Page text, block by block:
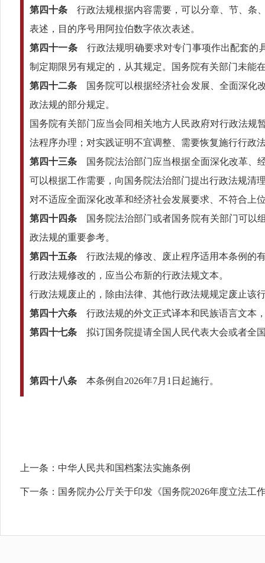
第四十条 行政法规根据内容需要，可以分章、节、条
表述，目的序号用阿拉伯数字依次表述。
第四十一条行政法规明确要求对专门事项作出配套的
制定期限另有规定的，从其规定。国务院有关部门未能
第四十二条 国务院可以根据经济社会发展、全面深化
政法规的部分规定。
国务院有关部门应当会同相关地方人民政府对行政法规
法程序办理；对实践证明不宜调整、需要恢复施行行政
第四十三条 国务院法治部门应当根据全面深化改革、
可以根据工作需要，向国务院法治部门提出行政法规清
对不适应全面深化改革和经济社会发展要求、不符合上
第四十四条 国务院法治部门或者国务院有关部门可以
政法规的重要参考。
第四十五条 行政法规的修改、废止程序适用本条例的
行政法规修改的，应当公布新的行政法规文本。
行政法规废止的，除由法律、其他行政法规规定废止该
第四十六条 行政法规的外文正式译本和民族语言文本
第四十七条 拟订国务院提请全国人民代表大会或者全
第四十八条 本条例自2026年7月1日起施行。
上一条： 中华人民共和国档案法实施条例
下一条： 国务院办公厅关于印发《国务院2026年度立法工